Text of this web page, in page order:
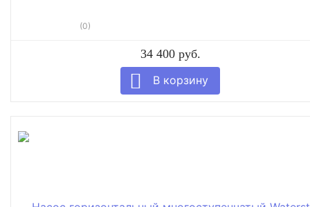
(0)
34 400 руб.